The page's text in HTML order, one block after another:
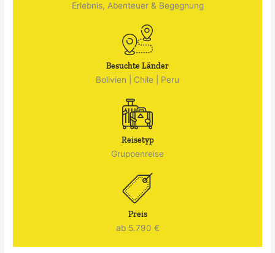
Erlebnis, Abenteuer & Begegnung
Besuchte Länder
Bolivien Chile Peru
Reisetyp
Gruppenreise
Preis
ab 5.790 €